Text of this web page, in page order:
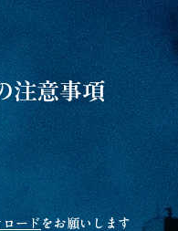
注意事項
ード をお願いします